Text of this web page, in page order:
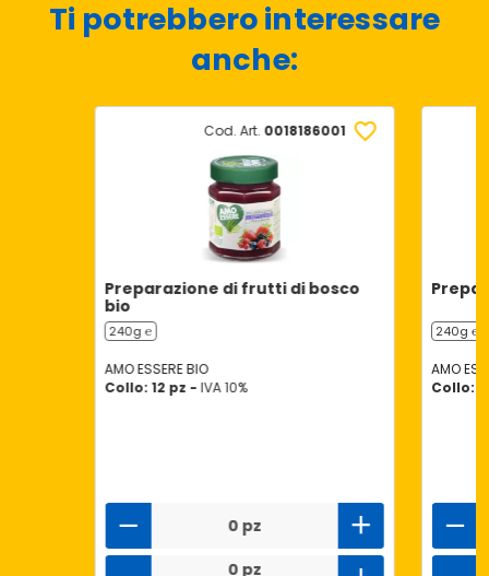
Ti potrebbero interessare
anche:
Cod. Art. 0018186001
Preparazione di frutti di bosco
bio
240g ℮
AMO ESSERE BIO
Collo: 12 pz - IVA 10%
0 pz
0 pz
240g ℮
AMO
Collo: